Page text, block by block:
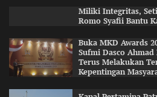
Miliki Integritas,
Romo Syafii Bantu
Buka MKD Awards
Sufmi Dasco
Terus Melakukan
Kepentingan